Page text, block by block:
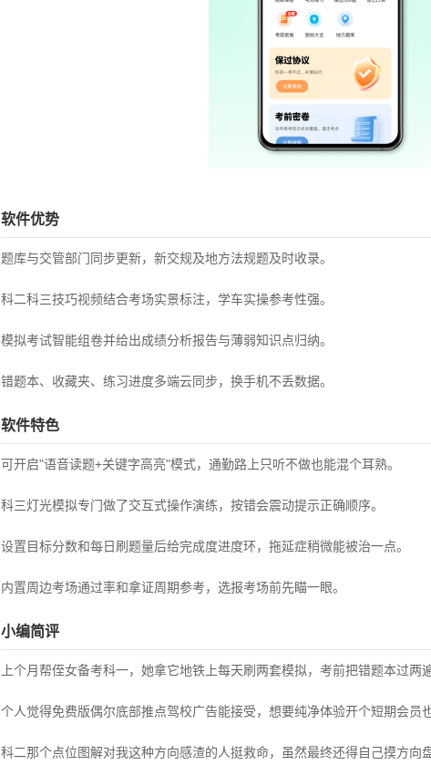
软件优势
题库与交管部门同步更新，新交规及地方法规题及时收录。
科二科三技巧视频结合考场实景标注，学车实操参考性强。
模拟考试智能组卷并给出成绩分析报告与薄弱知识点归纳。
错题本、收藏夹、练习进度多端云同步，换手机不丢数据。
软件特色
可开启"语音读题+关键字高亮"模式，通勤路上只听不做也能混个耳熟。
科三灯光模拟专门做了交互式操作演练，按错会震动提示正确顺序。
设置目标分数和每日刷题量后给完成度进度环，拖延症稍微能被治一点。
内置周边考场通过率和拿证周期参考，选报考场前先瞄一眼。
小编简评
上个月帮侄女备考科一，她拿它地铁上每天刷两套模拟，考前把错题本过两
个人觉得免费版偶尔底部推点驾校广告能接受，想要纯净体验开个短期会员
科二那个点位图解对我这种方向感渣的人挺救命，虽然最终还得自己摸方向